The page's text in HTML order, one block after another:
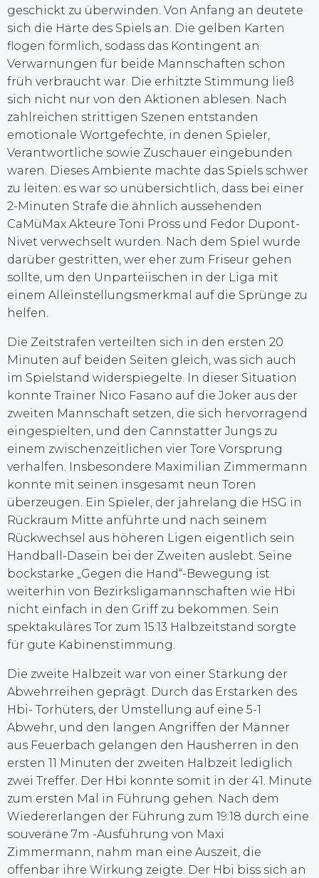
geschickt zu überwinden. Von Anfang an deutete
sich die Härte des Spiels an. Die gelben Karten
flogen förmlich, sodass das Kontingent an
Verwarnungen für beide Mannschaften schon
früh verbraucht war. Die erhitzte Stimmung ließ
sich nicht nur von den Aktionen ablesen. Nach
zahlreichen strittigen Szenen entstanden
emotionale Wortgefechte, in denen Spieler,
Verantwortliche sowie Zuschauer eingebunden
waren. Dieses Ambiente machte das Spiels schwer
zu leiten: es war so unübersichtlich, dass bei einer
2-Minuten Strafe die ähnlich aussehenden
CaMüMax Akteure Toni Pross und Fedor Dupont-
Nivet verwechselt wurden. Nach dem Spiel wurde
darüber gestritten, wer eher zum Friseur gehen
sollte, um den Unparteiischen in der Liga mit
einem Alleinstellungsmerkmal auf die Sprünge zu
helfen.
Die Zeitstrafen verteilten sich in den ersten 20
Minuten auf beiden Seiten gleich, was sich auch
im Spielstand widerspiegelte. In dieser Situation
konnte Trainer Nico Fasano auf die Joker aus der
zweiten Mannschaft setzen, die sich hervorragend
eingespielten, und den Cannstatter Jungs zu
einem zwischenzeitlichen vier Tore Vorsprung
verhalfen. Insbesondere Maximilian Zimmermann
konnte mit seinen insgesamt neun Toren
überzeugen. Ein Spieler, der jahrelang die HSG in
Rückraum Mitte anführte und nach seinem
Rückwechsel aus höheren Ligen eigentlich sein
Handball-Dasein bei der Zweiten auslebt. Seine
bockstarke „Gegen die Hand“-Bewegung ist
weiterhin von Bezirksligamannschaften wie Hbi
nicht einfach in den Griff zu bekommen. Sein
spektakuläres Tor zum 15:13 Halbzeitstand sorgte
für gute Kabinenstimmung.
Die zweite Halbzeit war von einer Stärkung der
Abwehrreihen geprägt. Durch das Erstarken des
Hbi- Torhüters, der Umstellung auf eine 5-1
Abwehr, und den langen Angriffen der Männer
aus Feuerbach gelangen den Hausherren in den
ersten 11 Minuten der zweiten Halbzeit lediglich
zwei Treffer. Der Hbi konnte somit in der 41. Minute
zum ersten Mal in Führung gehen. Nach dem
Wiedererlangen der Führung zum 19:18 durch eine
souveräne 7m -Ausführung von Maxi
Zimmermann, nahm man eine Auszeit, die
offenbar ihre Wirkung zeigte. Der Hbi biss sich an